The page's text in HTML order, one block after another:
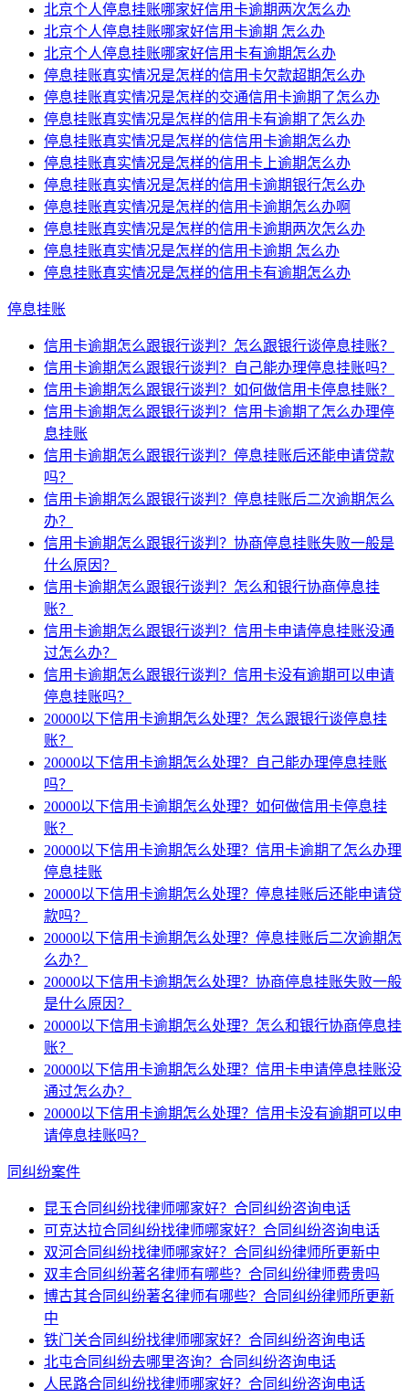
北京个人停息挂账哪家好信用卡逾期两次怎么办
北京个人停息挂账哪家好信用卡逾期 怎么办
北京个人停息挂账哪家好信用卡有逾期怎么办
停息挂账真实情况是怎样的信用卡欠款超期怎么办
停息挂账真实情况是怎样的交通信用卡逾期了怎么办
停息挂账真实情况是怎样的信用卡有逾期了怎么办
停息挂账真实情况是怎样的信信用卡逾期怎么办
停息挂账真实情况是怎样的信用卡上逾期怎么办
停息挂账真实情况是怎样的信用卡逾期银行怎么办
停息挂账真实情况是怎样的信用卡逾期怎么办啊
停息挂账真实情况是怎样的信用卡逾期两次怎么办
停息挂账真实情况是怎样的信用卡逾期 怎么办
停息挂账真实情况是怎样的信用卡有逾期怎么办
停息挂账
信用卡逾期怎么跟银行谈判？怎么跟银行谈停息挂账？
信用卡逾期怎么跟银行谈判？自己能办理停息挂账吗？
信用卡逾期怎么跟银行谈判？如何做信用卡停息挂账？
信用卡逾期怎么跟银行谈判？信用卡逾期了怎么办理停
息挂账
信用卡逾期怎么跟银行谈判？停息挂账后还能申请贷款
吗？
信用卡逾期怎么跟银行谈判？停息挂账后二次逾期怎么
办？
信用卡逾期怎么跟银行谈判？协商停息挂账失败一般是
什么原因？
信用卡逾期怎么跟银行谈判？怎么和银行协商停息挂
账？
信用卡逾期怎么跟银行谈判？信用卡申请停息挂账没通
过怎么办？
信用卡逾期怎么跟银行谈判？信用卡没有逾期可以申请
停息挂账吗？
20000以下信用卡逾期怎么处理？怎么跟银行谈停息挂
账？
20000以下信用卡逾期怎么处理？自己能办理停息挂账
吗？
20000以下信用卡逾期怎么处理？如何做信用卡停息挂
账？
20000以下信用卡逾期怎么处理？信用卡逾期了怎么办理
停息挂账
20000以下信用卡逾期怎么处理？停息挂账后还能申请贷
款吗？
20000以下信用卡逾期怎么处理？停息挂账后二次逾期怎
么办？
20000以下信用卡逾期怎么处理？协商停息挂账失败一般
是什么原因？
20000以下信用卡逾期怎么处理？怎么和银行协商停息挂
账？
20000以下信用卡逾期怎么处理？信用卡申请停息挂账没
通过怎么办？
20000以下信用卡逾期怎么处理？信用卡没有逾期可以申
请停息挂账吗？
同纠纷案件
昆玉合同纠纷找律师哪家好？合同纠纷咨询电话
可克达拉合同纠纷找律师哪家好？合同纠纷咨询电话
双河合同纠纷找律师哪家好？合同纠纷律师所更新中
双丰合同纠纷著名律师有哪些？合同纠纷律师费贵吗
博古其合同纠纷著名律师有哪些？合同纠纷律师所更新
中
铁门关合同纠纷找律师哪家好？合同纠纷咨询电话
北屯合同纠纷去哪里咨询？合同纠纷咨询电话
人民路合同纠纷找律师哪家好？合同纠纷咨询电话